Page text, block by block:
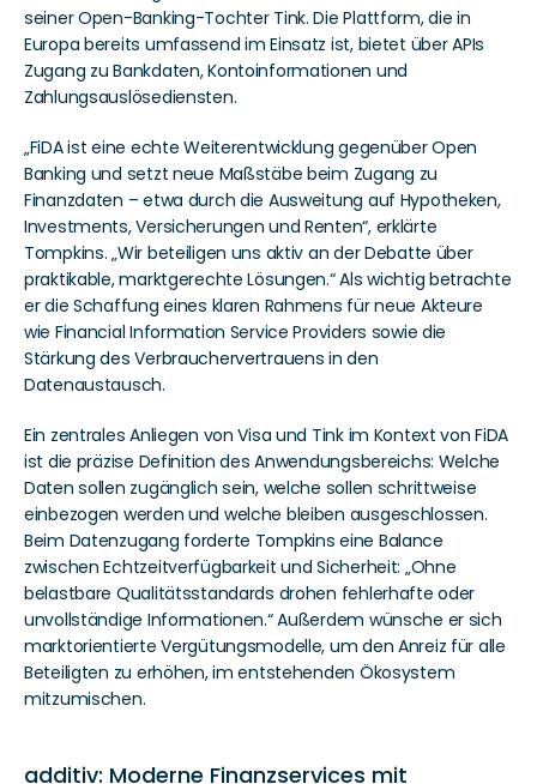
seiner Open-Banking-Tochter Tink. Die Plattform, die in
Europa bereits umfassend im Einsatz ist, bietet über APIs
Zugang zu Bankdaten, Kontoinformationen und
Zahlungsauslösediensten.
„FiDA ist eine echte Weiterentwicklung gegenüber Open
Banking und setzt neue Maßstäbe beim Zugang zu
Finanzdaten – etwa durch die Ausweitung auf Hypotheken,
Investments, Versicherungen und Renten“, erklärte
Tompkins. „Wir beteiligen uns aktiv an der Debatte über
praktikable, marktgerechte Lösungen.“ Als wichtig betrachte
er die Schaffung eines klaren Rahmens für neue Akteure
wie Financial Information Service Providers sowie die
Stärkung des Verbrauchervertrauens in den
Datenaustausch.
Ein zentrales Anliegen von Visa und Tink im Kontext von FiDA
ist die präzise Definition des Anwendungsbereichs: Welche
Daten sollen zugänglich sein, welche sollen schrittweise
einbezogen werden und welche bleiben ausgeschlossen.
Beim Datenzugang forderte Tompkins eine Balance
zwischen Echtzeitverfügbarkeit und Sicherheit: „Ohne
belastbare Qualitätsstandards drohen fehlerhafte oder
unvollständige Informationen.“ Außerdem wünsche er sich
marktorientierte Vergütungsmodelle, um den Anreiz für alle
Beteiligten zu erhöhen, im entstehenden Ökosystem
mitzumischen.
additiv: Moderne Finanzservices mit